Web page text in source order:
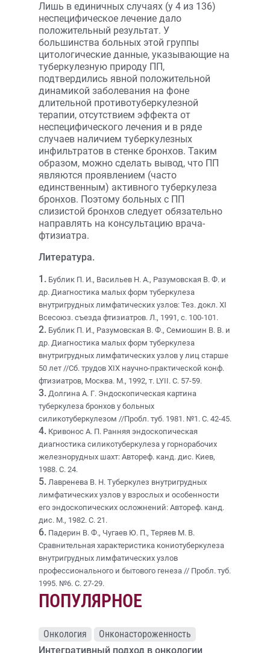
Лишь в единичных случаях (у 4 из 136)
неспецифическое лечение дало
положительный результат. У
большинства больных этой группы
цитологические данные, указывающие на
туберкулезную природу ПП,
подтвердились явной положительной
динамикой заболевания на фоне
длительной противотуберкулезной
терапии, отсутствием эффекта от
неспецифического лечения и в ряде
случаев наличием туберкулезных
инфильтратов в стенке бронхов. Таким
образом, можно сделать вывод, что ПП
являются проявлением (часто
единственным) активного туберкулеза
бронхов. Поэтому больных с ПП
слизистой бронхов следует обязательно
направлять на консультацию врача-
фтизиатра.
Литература.
1. Бублик П. И., Васильев Н. А., Разумовская В. Ф. и
др. Диагностика малых форм туберкулеза
внутригрудных лимфатических узлов: Тез. докл. XI
Всесоюз. съезда фтизиатров. Л., 1991, с. 100-101.
2. Бублик П. И., Разумовская В. Ф., Семиошин В. В. и
др. Диагностика малых форм туберкулеза
внутригрудных лимфатических узлов у лиц старше
50 лет //Сб. трудов XIX научно-практической конф.
фтизиатров, Москва. М., 1992, т. LYII. С. 57-59.
3. Долгина А. Г. Эндоскопическая картина
туберкулеза бронхов у больных
силикотуберкулезом //Пробл. туб. 1981. №1. С. 42-45.
4. Кривонос А. П. Ранняя эндоскопическая
диагностика силикотуберкулеза у горнорабочих
железнорудных шахт: Автореф. канд. дис. Киев,
1988. С. 24.
5. Лавренева В. Н. Туберкулез внутригрудных
лимфатических узлов у взрослых и особенности
его эндоскопических осложнений: Автореф. канд.
дис. М., 1982. С. 21.
6. Падерин В. Ф., Чугаев Ю. П., Теряев М. В.
Сравнительная характеристика кониотуберкулеза
внутригрудных лимфатических узлов
профессионального и бытового генеза // Пробл. туб.
1995. №6. С. 27-29.
ПОПУЛЯРНОЕ
Онкология
Онконастороженность
Интегративный подход в онкологии